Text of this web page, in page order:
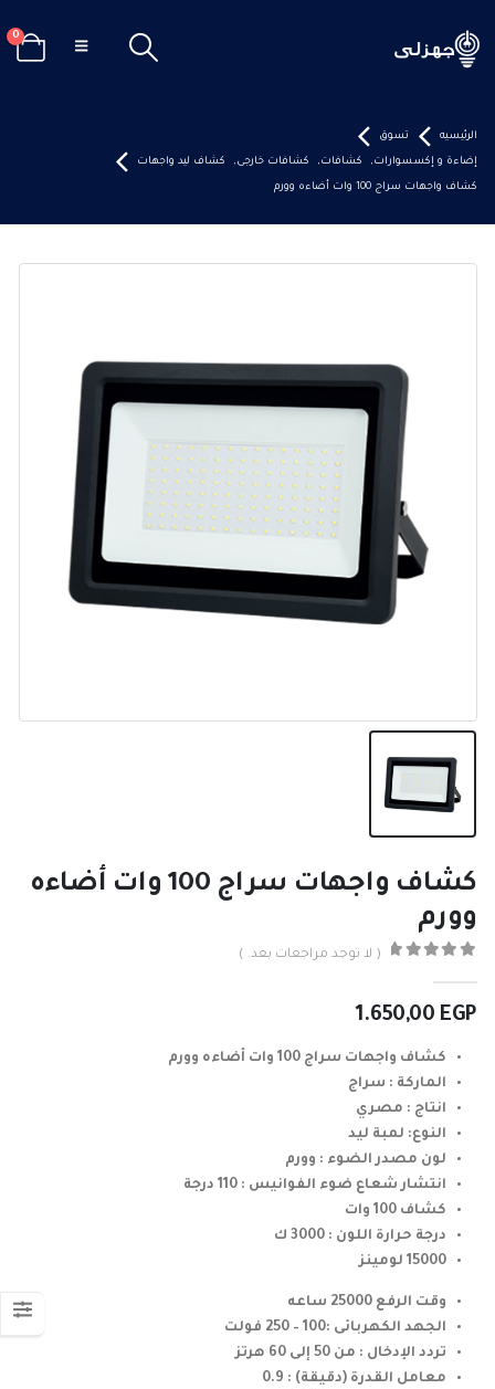
0
الرئيسيه تسوق
إضاءة و إكسسوارات, كشافات, كشافات خارجى, كشاف ليد واجهات
كشاف واجهات سراج 100 وات أضاءه وورم
كشاف واجهات سراج 100 وات أضاءه
وورم
( لا توجد مراجعات بعد. )
1.650,00 EGP
كشاف واجهات سراج 100 وات أضاءه وورم
الماركة : سراج
انتاج : مصري
النوع: لمبة ليد
لون مصدر الضوء : وورم
انتشار شعاع ضوء الفوانيس : 110 درجة
كشاف 100 وات
درجة حرارة اللون : 3000 ك
15000 لومينز
وقت الرفع 25000 ساعه
الجهد الكهربائى :100 – 250 فولت
تردد الإدخال : من 50 إلى 60 هرتز
معامل القدرة (دقيقة) : 0.9